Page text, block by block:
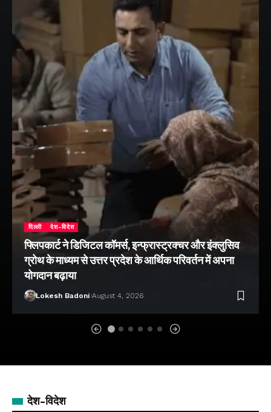
दिल्ली देश-विदेश
फ्लिपकार्ट ने डिजिटल कॉमर्स, इन्फ्रास्ट्रक्चर और इंक्लुसिव
ग्रोथ के माध्यम से उत्तर प्रदेश के आर्थिक परिवर्तन में अपना
योगदान बढ़ाया
Lokesh Badoni August 4, 2026
देश-विदेश